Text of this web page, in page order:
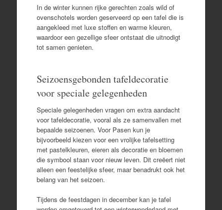
In de winter kunnen rijke gerechten zoals wild of
ovenschotels worden geserveerd op een tafel die is
aangekleed met luxe stoffen en warme kleuren,
waardoor een gezellige sfeer ontstaat die uitnodigt
tot samen genieten.
Seizoensgebonden tafeldecoratie
voor speciale gelegenheden
Speciale gelegenheden vragen om extra aandacht
voor tafeldecoratie, vooral als ze samenvallen met
bepaalde seizoenen. Voor Pasen kun je
bijvoorbeeld kiezen voor een vrolijke tafelsetting
met pastelkleuren, eieren als decoratie en bloemen
die symbool staan voor nieuw leven. Dit creëert niet
alleen een feestelijke sfeer, maar benadrukt ook het
belang van het seizoen.
Tijdens de feestdagen in december kan je tafel